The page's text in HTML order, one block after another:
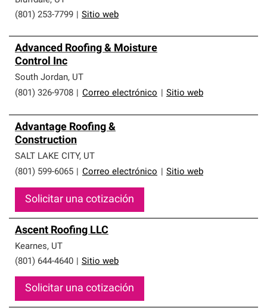
(801) 253-7799
Sitio web
Advanced Roofing & Moisture
Control Inc
South Jordan, UT
(801) 326-9708
Correo electrónico Sitio web
Advantage Roofing &
Construction
SALT LAKE CITY, UT
(801) 599-6065
Correo electrónico Sitio web
Solicitar una cotización
Ascent Roofing LLC
Kearnes, UT
(801) 644-4640
Sitio web
Solicitar una cotización